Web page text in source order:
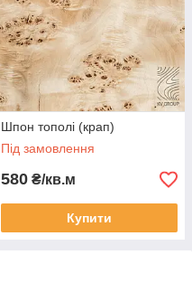
Шпон тополі (крап)
Під замовлення
580 ₴/кв.м
Купити